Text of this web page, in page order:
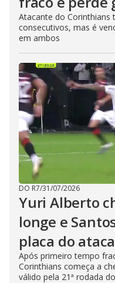
Atacante do Corinthians
consecutivos, mas é
em ambos
DO R7/31/07/2026
Yuri Alberto
longe e
placa do
Após primeiro tempo
Corinthians começa a
válido pela 21ª rodada